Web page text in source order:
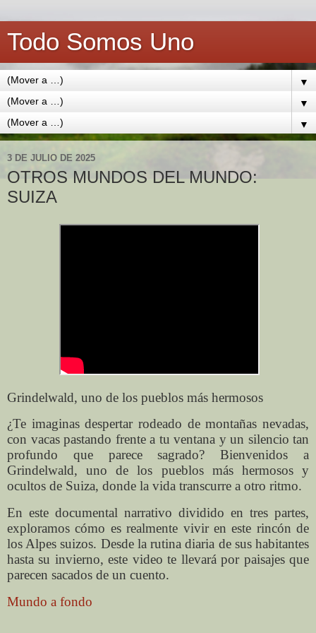
Todo Somos Uno
▼
▼
▼
3 DE JULIO DE 2025
OTROS MUNDOS DEL MUNDO:
SUIZA
Grindelwald, uno de los pueblos más hermosos
¿Te imaginas despertar rodeado de montañas nevadas,
con vacas pastando frente a tu ventana y un silencio tan
profundo que parece sagrado? Bienvenidos a
Grindelwald, uno de los pueblos más hermosos y
ocultos de Suiza, donde la vida transcurre a otro ritmo.
En este documental narrativo dividido en tres partes,
exploramos cómo es realmente vivir en este rincón de
los Alpes suizos. Desde la rutina diaria de sus habitantes
hasta su invierno, este video te llevará por paisajes que
parecen sacados de un cuento.
Mundo a fondo